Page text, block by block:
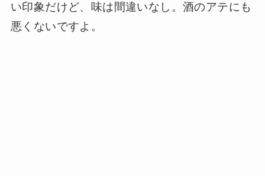
い印象だけど、味は間違いなし。酒のアテにも
悪くないですよ。